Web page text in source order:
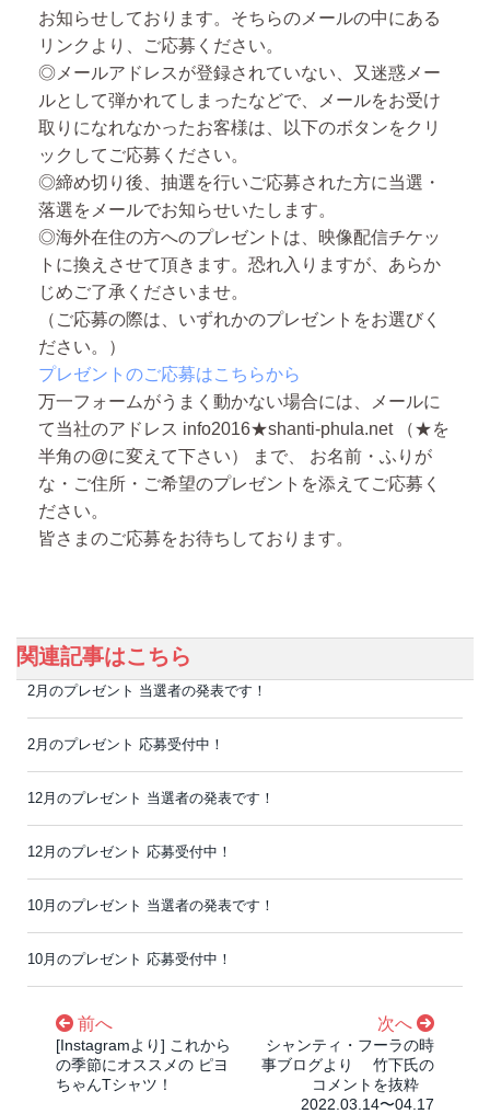
お知らせしております。 そちらのメールの中にある
リンクより、ご応募ください。
◎メールアドレスが登録されていない、又迷惑メー
ルとして弾かれてしまったなどで、メールをお受け
取りになれなかったお客様は、以下のボタンをクリ
ックしてご応募ください。
◎締め切り後、抽選を行いご応募された方に当選・
落選をメールでお知らせいたします。
◎海外在住の方へのプレゼントは、映像配信チケッ
トに換えさせて頂きます。恐れ入りますが、あらか
じめご了承くださいませ。
（ご応募の際は、いずれかのプレゼントをお選びく
ださい。）
プレゼントのご応募はこちらから
万一フォームがうまく動かない場合には、メールに
て当社のアドレス info2016★shanti-phula.net （★を
半角の@に変えて下さい） まで、 お名前・ふりが
な・ご住所・ご希望のプレゼントを添えてご応募く
ださい。
皆さまのご応募をお待ちしております。
関連記事はこちら
2月のプレゼント 当選者の発表です！
2月のプレゼント 応募受付中！
12月のプレゼント 当選者の発表です！
12月のプレゼント 応募受付中！
10月のプレゼント 当選者の発表です！
10月のプレゼント 応募受付中！
前へ
[Instagramより] これから
の季節にオススメの ピヨ
ちゃんTシャツ！
次へ
シャンティ・フーラの時
事ブログより 竹下氏の
コメントを抜粋
2022.03.14〜04.17